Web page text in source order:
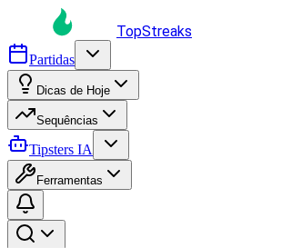
TopStreaks
Partidas
Dicas de Hoje
Sequências
Tipsters IA
Ferramentas